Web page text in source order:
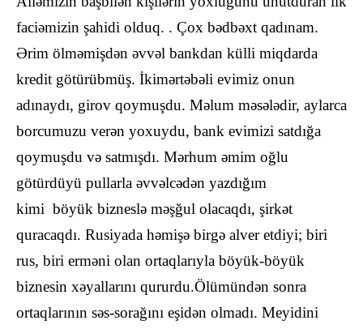
faciəmizin şahidi olduq. . Çox bədbəxt qadınam.
Ərim ölməmişdən əvvəl bankdan külli miqdarda
kredit götürübmüş. İkimərtəbəli evimiz onun
adınaydı, girov qoymuşdu. Məlum məsələdir, aylarca
borcumuzu verən yoxuydu, bank evimizi satdığa
qoymuşdu və satmışdı. Mərhum əmim oğlu
götürdüyü pullarla əvvəlcədən yazdığım
kimi böyük bizneslə məşğul olacaqdı, şirkət
quracaqdı. Rusiyada həmişə birgə alver etdiyi; biri
rus, biri erməni olan ortaqlarıyla böyük-böyük
biznesin xəyallarını qururdu.Ölümündən sonra
ortaqlarının səs-sorağını eşidən olmadı. Meyidini